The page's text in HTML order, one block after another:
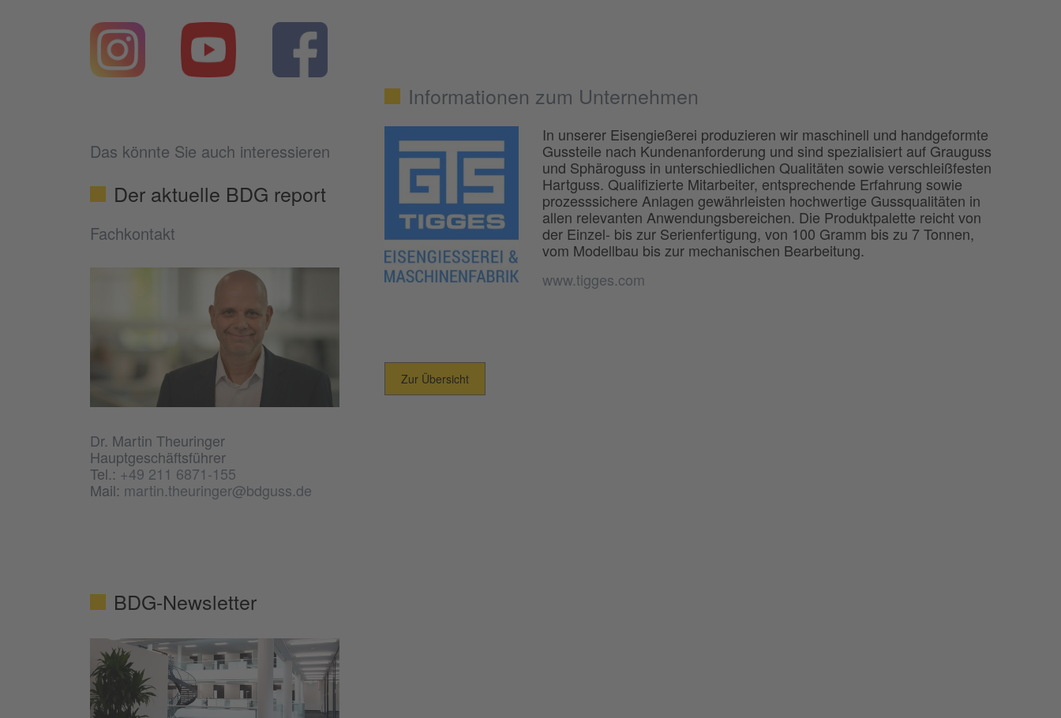
Das könnte Sie auch interessieren
Der aktuelle BDG report
Fachkontakt
Dr. Martin Theuringer
Hauptgeschäftsführer
Tel.: +49 211 6871-155
Mail: martin.theuringer@bdguss.de
BDG-Newsletter
Informationen zum Unternehmen
In unserer Eisengießerei produzieren wir maschinell und handgeformte
Gussteile nach Kundenanforderung und sind spezialisiert auf Grauguss
und Sphäroguss in unterschiedlichen Qualitäten sowie verschleißfesten
Hartguss. Qualifizierte Mitarbeiter, entsprechende Erfahrung sowie
prozesssichere Anlagen gewährleisten hochwertige Gussqualitäten in
allen relevanten Anwendungsbereichen. Die Produktpalette reicht von
der Einzel- bis zur Serienfertigung, von 100 Gramm bis zu 7 Tonnen,
vom Modellbau bis zur mechanischen Bearbeitung.
www.tigges.com
Zur Übersicht